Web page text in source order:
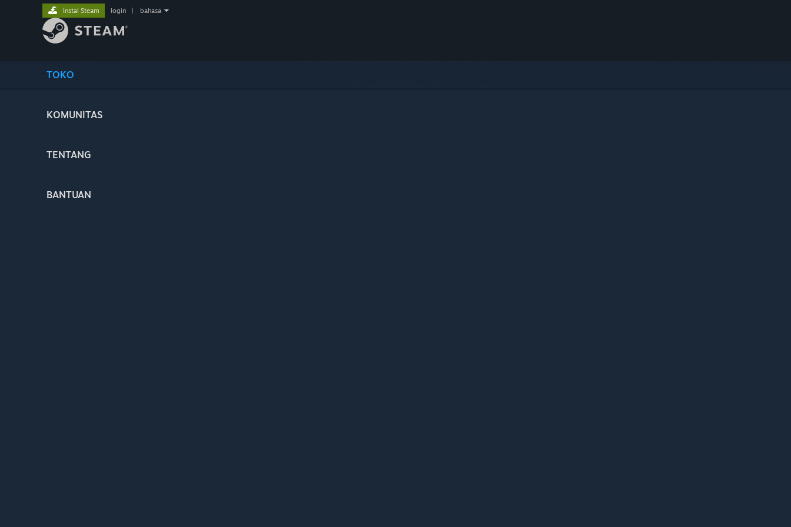
TOKO
KOMUNITAS
TENTANG
BANTUAN
Instal Steam login bahasa